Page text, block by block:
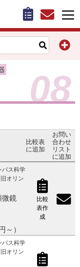
08
比較表
に追加
お問い
合わせ
リスト
に追加
パス科学
オリン
微鏡
～）
比較
表作
成
パス科学
オリン